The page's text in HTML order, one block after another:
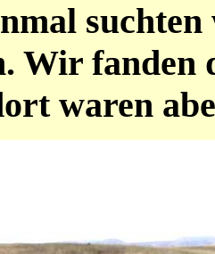
Wir
waren